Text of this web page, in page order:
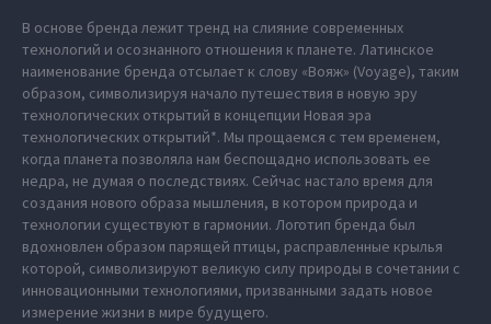
В основе бренда лежит тренд на слияние современных
технологий и осознанного отношения к планете. Латинское
наименование бренда отсылает к слову «Вояж» (Voyage), таким
образом, символизируя начало путешествия в новую эру
технологических открытий в концепции Новая эра
технологических открытий*. Мы прощаемся с тем временем,
когда планета позволяла нам беспощадно использовать ее
недра, не думая о последствиях. Сейчас настало время для
создания нового образа мышления, в котором природа и
технологии существуют в гармонии. Логотип бренда был
вдохновлен образом парящей птицы, расправленные крылья
которой, символизируют великую силу природы в сочетании с
инновационными технологиями, призванными задать новое
измерение жизни в мире будущего.